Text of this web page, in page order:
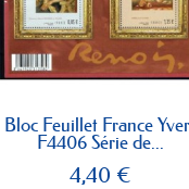
Bloc Feuillet France
F4406 Série de...
4,40 €